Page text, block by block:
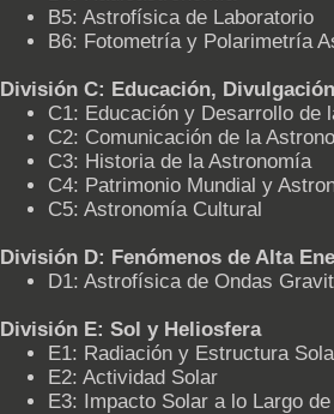
B5: Astrofísica de Laboratorio
B6: Fotometría y Polarimetría
División C: Educación,
C1: Educación y Desarrollo de
C2: Comunicación de la
C3: Historia de la Astronomía
C4: Patrimonio Mundial y
C5: Astronomía Cultural
División D: Fenómenos de Alta
D1: Astrofísica de Ondas
División E: Sol y Heliosfera
E1: Radiación y Estructura
E2: Actividad Solar
E3: Impacto Solar a lo Largo